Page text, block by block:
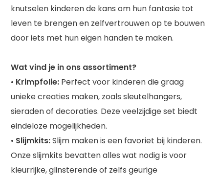
knutselen kinderen de kans om hun fantasie tot
leven te brengen en zelfvertrouwen op te bouwen
door iets met hun eigen handen te maken.
Wat vind je in ons assortiment?
• Krimpfolie: Perfect voor kinderen die graag
unieke creaties maken, zoals sleutelhangers,
sieraden of decoraties. Deze veelzijdige set biedt
eindeloze mogelijkheden.
• Slijmkits:Slijm maken is een favoriet bij kinderen.
Onze slijmkits bevatten alles wat nodig is voor
kleurrijke, glinsterende of zelfs geurige